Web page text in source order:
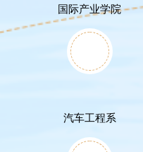
国际产业学院
汽车工程系